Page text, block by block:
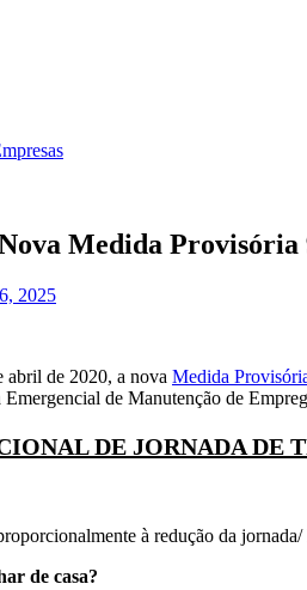
Jurídica
ES
Medida Provisória
2025
abril de 2020, a nova Medida
de Manutenção de
DE JORNADA
à redução da
de casa?